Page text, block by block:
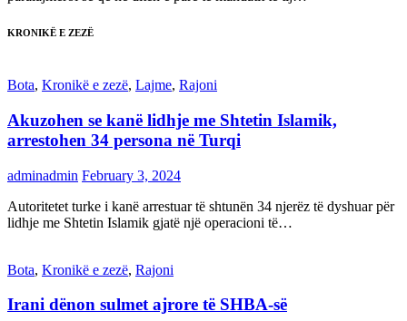
KRONIKË E ZEZË
Bota, Kronikë e zezë, Lajme, Rajoni
Akuzohen se kanë lidhje me Shtetin Islamik,
arrestohen 34 persona në Turqi
adminadmin February 3, 2024
Autoritetet turke i kanë arrestuar të shtunën 34 njerëz të dyshuar për
lidhje me Shtetin Islamik gjatë një operacioni të…
Bota, Kronikë e zezë, Rajoni
Irani dënon sulmet ajrore të SHBA-së